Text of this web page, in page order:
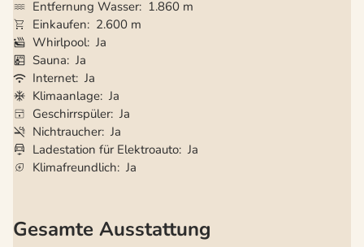
Entfernung Wasser 1.860 m
Einkaufen
2.600 m
Whirlpool Ja
Sauna Ja
Internet Ja
Klimaanlage Ja
Geschirrspüler Ja
Nichtraucher Ja
Ladestation für Elektroauto Ja
Klimafreundlich Ja
Gesamte Ausstattung